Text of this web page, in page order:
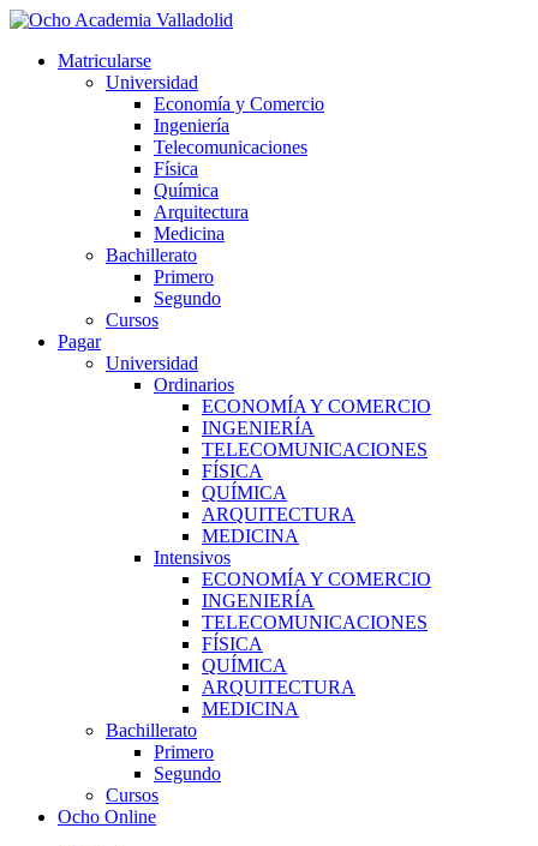
Ir
contenidoMatricularse
Universidad
Economía y Comercio
Ingeniería
Telecomunicaciones
Física
Química
Arquitectura
Medicina
Bachillerato
Primero
Segundo
Cursos
Pagar
Universidad
Ordinarios
ECONOMÍA Y COMERCIO
INGENIERÍA
TELECOMUNICACIONES
FÍSICA
QUÍMICA
ARQUITECTURA
MEDICINA
Intensivos
ECONOMÍA Y COMERCIO
INGENIERÍA
TELECOMUNICACIONES
FÍSICA
QUÍMICA
ARQUITECTURA
MEDICINA
Bachillerato
Primero
Segundo
Cursos
Ocho Online